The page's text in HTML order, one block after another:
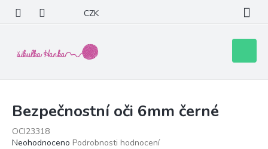
obsah
CZK
košík
Bezpečnostní oči 6mm černé
OCI23318
Průměrné
Neohodnoceno Podrobnosti hodnocení